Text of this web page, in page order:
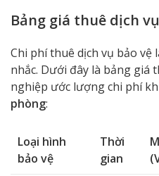
Bảng giá thuê dịch
Chi phí thuê dịch vụ bảo vệ
nhắc. Dưới đây là bảng giá
nghiệp ước lượng chi phí
phòng:
Loại hình
bảo vệ
Thời
gian